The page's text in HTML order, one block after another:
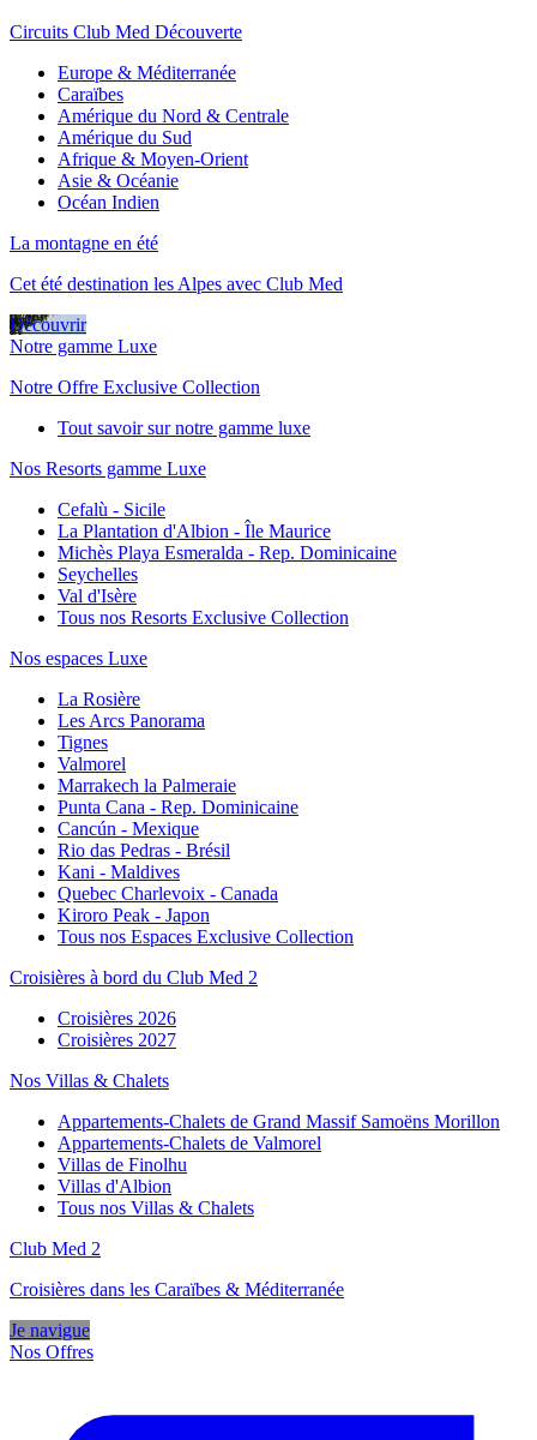
Circuits Club Med Découverte
Europe & Méditerranée
Caraïbes
Amérique du Nord & Centrale
Amérique du Sud
Afrique & Moyen-Orient
Asie & Océanie
Océan Indien
La montagne en été
Cet été destination les Alpes avec Club Med
Découvrir
Notre gamme Luxe
Notre Offre Exclusive Collection
Tout savoir sur notre gamme luxe
Nos Resorts gamme Luxe
Cefalù - Sicile
La Plantation d'Albion - Île Maurice
Michès Playa Esmeralda - Rep. Dominicaine
Seychelles
Val d'Isère
Tous nos Resorts Exclusive Collection
Nos espaces Luxe
La Rosière
Les Arcs Panorama
Tignes
Valmorel
Marrakech la Palmeraie
Punta Cana - Rep. Dominicaine
Cancún - Mexique
Rio das Pedras - Brésil
Kani - Maldives
Quebec Charlevoix - Canada
Kiroro Peak - Japon
Tous nos Espaces Exclusive Collection
Croisières à bord du Club Med 2
Croisières 2026
Croisières 2027
Nos Villas & Chalets
Appartements-Chalets de Grand Massif Samoëns Morillon
Appartements-Chalets de Valmorel
Villas de Finolhu
Villas d'Albion
Tous nos Villas & Chalets
Club Med 2
Croisières dans les Caraïbes & Méditerranée
Je navigue
Nos Offres